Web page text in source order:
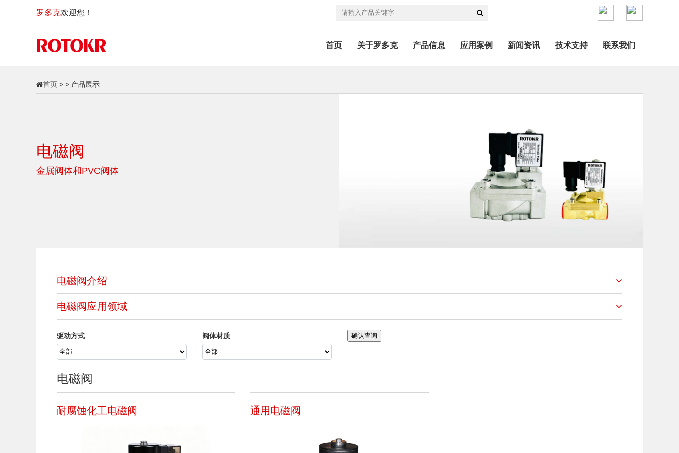
罗多克欢迎您！
首页 关于罗多克 产品信息 应用案例 新闻资讯 技术支持 联系我们
首页 > > 产品展示
电磁阀
金属阀体和PVC阀体
电磁阀介绍
电磁阀应用领域
驱动方式 阀体材质 确认查询
电磁阀
耐腐蚀化工电磁阀 通用电磁阀